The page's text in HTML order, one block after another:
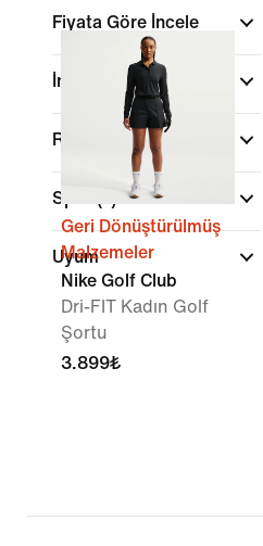
Fiyata Göre İncele
İndirimler ve Fırsatlar
Renk
Spor
Uyum
Geri Dönüştürülmüş
Malzemeler
Nike Golf Club
Dri-FIT Kadın Golf
Şortu
3.899₺